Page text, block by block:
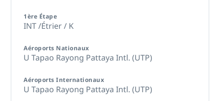
1ère Étape
INT /Étrier / K
Aéroports Nationaux
U Tapao Rayong Pattaya Intl. (UTP)
Aéroports Internationaux
U Tapao Rayong Pattaya Intl. (UTP)